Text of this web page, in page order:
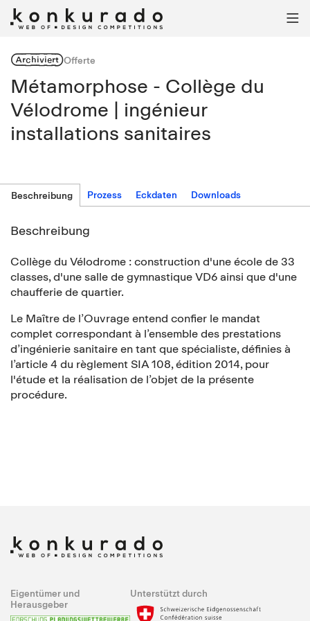

ArchiviertOfferte
Métamorphose - Collège du
Vélodrome | ingénieur
installations sanitaires
Beschreibung Prozess Eckdaten Downloads
Beschreibung
Collège du Vélodrome : construction d'une école de 33
classes, d'une salle de gymnastique VD6 ainsi que d'une
chaufferie de quartier.
Le Maître de l’Ouvrage entend confier le mandat
complet correspondant à l’ensemble des prestations
d’ingénierie sanitaire en tant que spécialiste, définies à
l’article 4 du règlement SIA 108, édition 2014, pour
l'étude et la réalisation de l’objet de la présente
procédure.
Eigentümer und
Herausgeber
Unterstützt durch